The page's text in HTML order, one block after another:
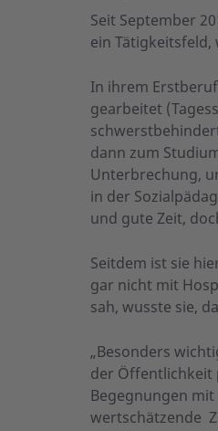
Seit September
ein
In ihrem
gearbeitet
dann zum
Unterbrechung,
in der
und gute Zeit,
Seitdem ist sie
gar nicht mit
sah, wusste sie,
„Besonders
der Öffentlichkeit
Begegnungen
wertschätzende